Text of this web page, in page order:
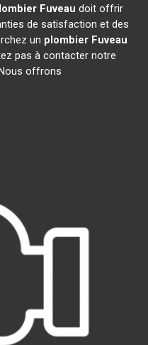
Fuveau doit offrir
de satisfaction et des
un plombier Fuveau
pas à contacter notre
offrons